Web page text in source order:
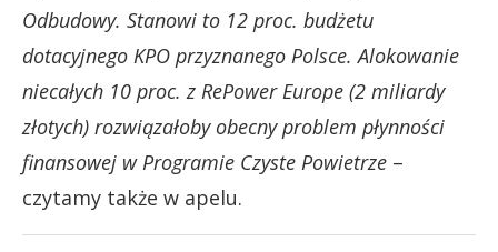
Odbudowy. Stanowi to 12 proc. budżetu
dotacyjnego KPO przyznanego Polsce. Alokowanie
niecałych 10 proc. z RePower Europe (2 miliardy
złotych) rozwiązałoby obecny problem płynności
finansowej w Programie Czyste Powietrze –
czytamy także w apelu.